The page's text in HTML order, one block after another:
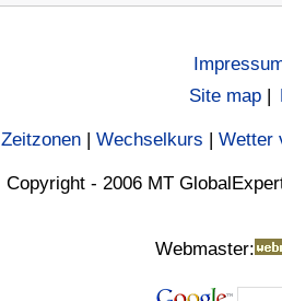
Site map |
Zeitzonen| Wechselkurs | Wetter
Copyright - 2006 MT
Webmaster: